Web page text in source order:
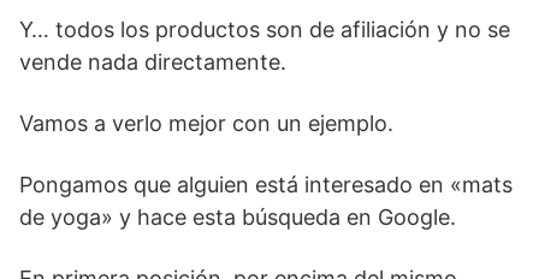
Y… todos los productos son de afiliación y no se
vende nada directamente.
Vamos a verlo mejor con un ejemplo.
Pongamos que alguien está interesado en «mats
de yoga» y hace esta búsqueda en Google.